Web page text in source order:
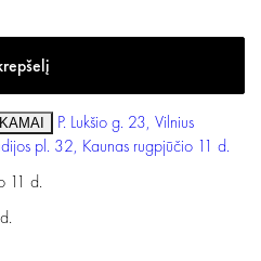
P. Lukšio g. 23, Vilnius
pl. 32, Kaunas rugpjūčio 11 d.
11 d.